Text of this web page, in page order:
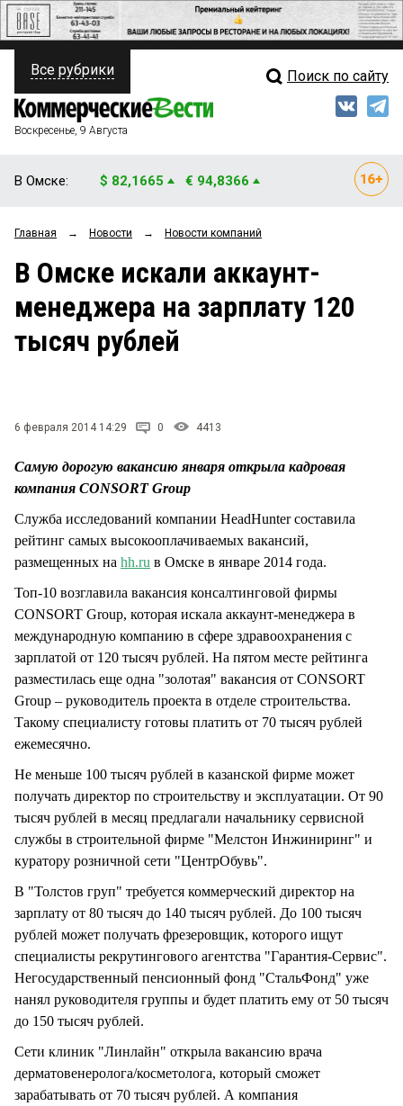
ПОЛИТИКА
ФИНАНСЫ
ОБЩЕСТВО
ЗАКОН
НОВОСТИ КОМПАНИЙ
Свежий выпуск
Мнения
Рейтинги
Блоги
Все рубрики Поиск по сайту
Воскресенье, 9 Августа
В Омске: $ 82,1665 € 94,8366
Главная → Новости → Новости компаний
В Омске искали аккаунт-
менеджера на зарплату 120
тысяч рублей
6 февраля 2014 14:29 0 4413
Самую дорогую вакансию января открыла кадровая
компания CONSORT Group
Служба исследований компании HeadHunter составила
рейтинг самых высокооплачиваемых вакансий,
размещенных на hh.ru в Омске в январе 2014 года.
Топ-10 возглавила вакансия консалтинговой фирмы
CONSORT Group, которая искала аккаунт-менеджера в
международную компанию в сфере здравоохранения с
зарплатой от 120 тысяч рублей. На пятом месте рейтинга
разместилась еще одна "золотая" вакансия от CONSORT
Group – руководитель проекта в отделе строительства.
Такому специалисту готовы платить от 70 тысяч рублей
ежемесячно.
Не меньше 100 тысяч рублей в казанской фирме может
получать директор по строительству и эксплуатации. От 90
тысяч рублей в месяц предлагали начальнику сервисной
службы в строительной фирме "Мелстон Инжиниринг" и
куратору розничной сети "ЦентрОбувь".
В "Толстов груп" требуется коммерческий директор на
зарплату от 80 тысяч до 140 тысяч рублей. До 100 тысяч
рублей может получать фрезеровщик, которого ищут
специалисты рекрутингового агентства "Гарантия-Сервис".
Негосударственный пенсионный фонд "СтальФонд" уже
нанял руководителя группы и будет платить ему от 50 тысяч
до 150 тысяч рублей.
Сети клиник "Линлайн" открыла вакансию врача
дерматовенеролога/косметолога, который сможет
зарабатывать от 70 тысяч рублей. А компания